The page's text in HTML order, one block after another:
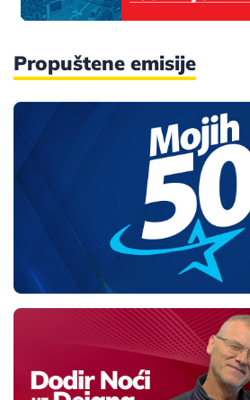
Propuštene emisije